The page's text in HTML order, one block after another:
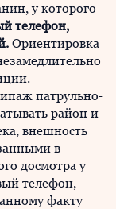
у которого
телефон,
Ориентировка
патрульно-
район и
внешность
в
досмотра у
телефон,
факту